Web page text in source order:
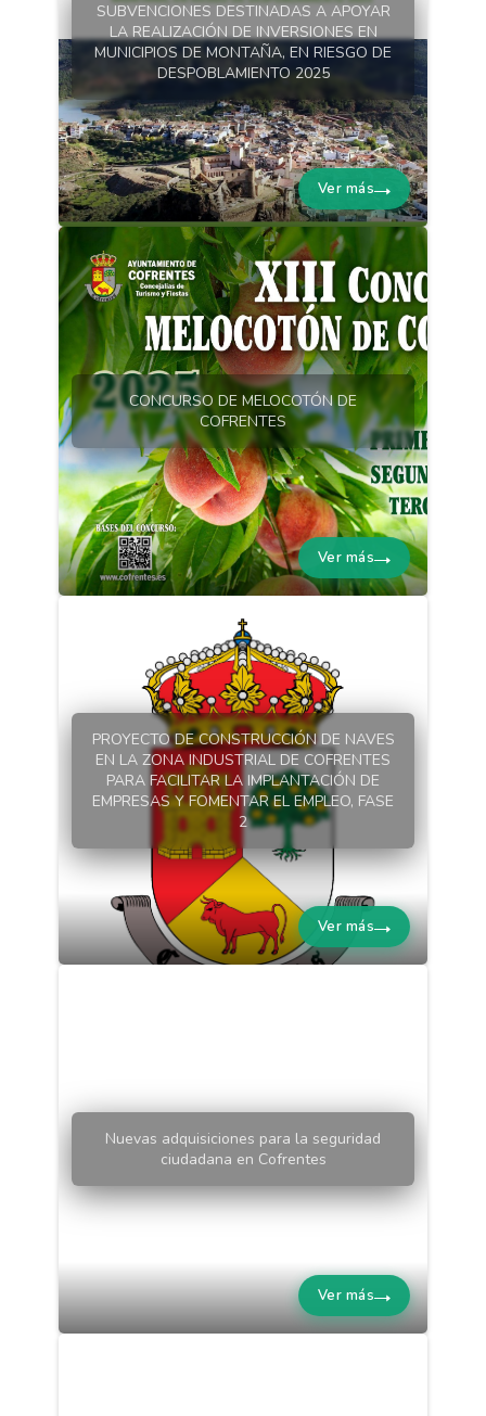
SUBVENCIONES DESTINADAS A APOYAR
LA REALIZACIÓN DE INVERSIONES EN
MUNICIPIOS DE MONTAÑA, EN RIESGO DE
DESPOBLAMIENTO 2025
Ver más
CONCURSO DE MELOCOTÓN DE
COFRENTES
Ver más
PROYECTO DE CONSTRUCCIÓN DE NAVES
EN LA ZONA INDUSTRIAL DE COFRENTES
PARA FACILITAR LA IMPLANTACIÓN DE
EMPRESAS Y FOMENTAR EL EMPLEO, FASE
2
Ver más
Nuevas adquisiciones para la seguridad
ciudadana en Cofrentes
Ver más